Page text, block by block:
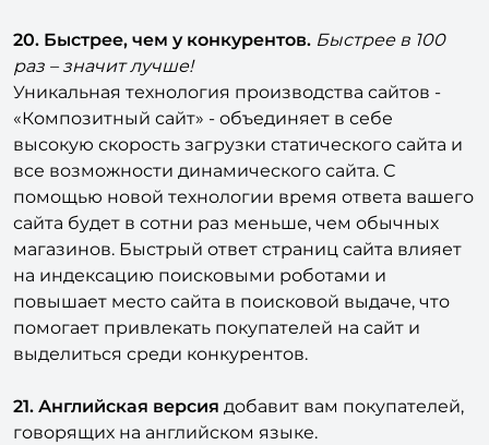
20. Быстрее, чем у конкурентов. Быстрее в 100
раз – значит лучше!
Уникальная технология производства сайтов -
«Композитный сайт» - объединяет в себе
высокую скорость загрузки статического сайта и
все возможности динамического сайта. С
помощью новой технологии время ответа вашего
сайта будет в сотни раз меньше, чем обычных
магазинов. Быстрый ответ страниц сайта влияет
на индексацию поисковыми роботами и
повышает место сайта в поисковой выдаче, что
помогает привлекать покупателей на сайт и
выделиться среди конкурентов.
21. Английская версия добавит вам покупателей,
говорящих на английском языке.